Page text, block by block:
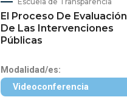
El Proceso De Evaluación
De Las Intervenciones
Públicas
Modalidad/es:
Videoconferencia